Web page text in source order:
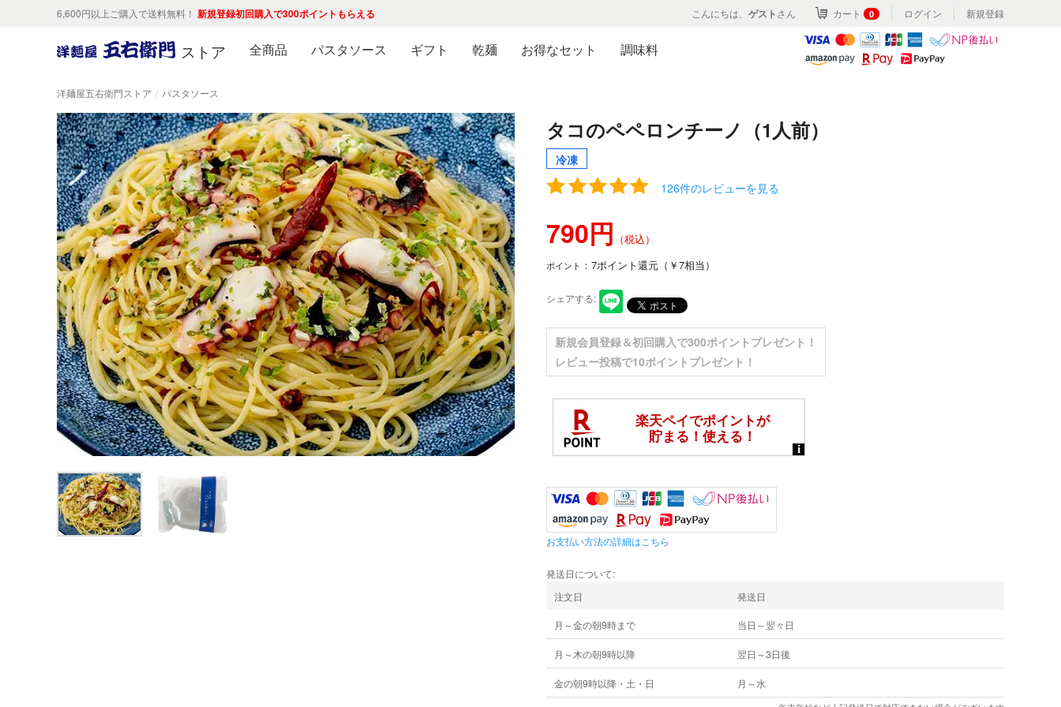
6,600円以上ご購入で送料無料！ 新規登録初回購入で300ポイントもらえる こんにちは、 ゲストさん カート 0 ログイン 新規登録
ストア 全商品 パスタソース ギフト 乾麺 お得なセット 調味料
洋麺屋五右衛門ストア パスタソース
タコのペペロンチーノ（1人前）
126件のレビューを見る
790円 （税込）
ポイント ：7ポイント還元（￥7相当）
シェアする:
新規会員登録＆初回購入で300ポイントプレゼント！
レビュー投稿で10ポイントプレゼント！
お支払い方法の詳細はこちら
発送日について
注文日
発送日
月～金の朝9時まで 当日～翌々日
月～木の朝9時以降 翌日～3日後
金の朝9時以降・土・日 月～水